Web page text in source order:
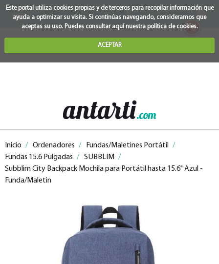
Este portal utiliza cookies propias y de terceros para recopilar información que
ayuda a optimizar su visita. Si continúas navegando, consideramos que
aceptas su uso. Puedes consultar aquínuestra política de cookies.
ACEPTAR
0
Inicio / Ordenadores / Fundas/Maletines Portátil
/
Fundas 15.6 Pulgadas / SUBBLIM
/
Subblim City Backpack Mochila para Portátil hasta 15.6" Azul -
Funda/Maletin